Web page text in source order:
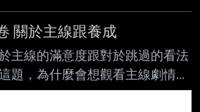
關於主線跟養成
主線的滿意度跟對於跳過的看法
題，為什麼會想觀看主線劇情相
i.meee.com.tw/JlPBOy4.jpg 當